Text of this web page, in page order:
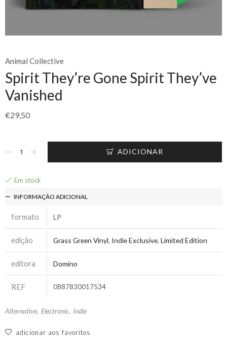
Animal Collective
Spirit They’re Gone Spirit They’ve
Vanished
€29,50
ADICIONAR
Em stock
INFORMAÇÃO ADICIONAL
formato LP
edição Grass Green Vinyl, Indie Exclusive, Limited Edition
editora Domino
REF 0887830017534
Alternative, Electronic, Indie
adicionar aos favoritos